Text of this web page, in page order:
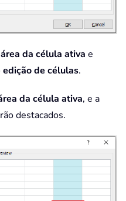
da célula ativa e
edição de células.
da célula ativa, e a
destacados.